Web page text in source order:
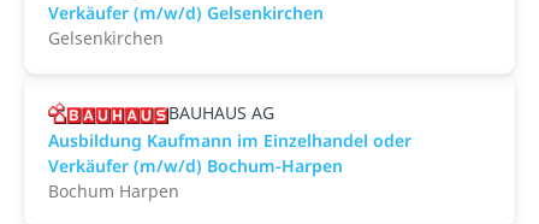
Verkäufer (m/w/d) Gelsenkirchen
Gelsenkirchen
BAUHAUS AG
Ausbildung Kaufmann im Einzelhandel oder
Verkäufer (m/w/d) Bochum-Harpen
Bochum Harpen